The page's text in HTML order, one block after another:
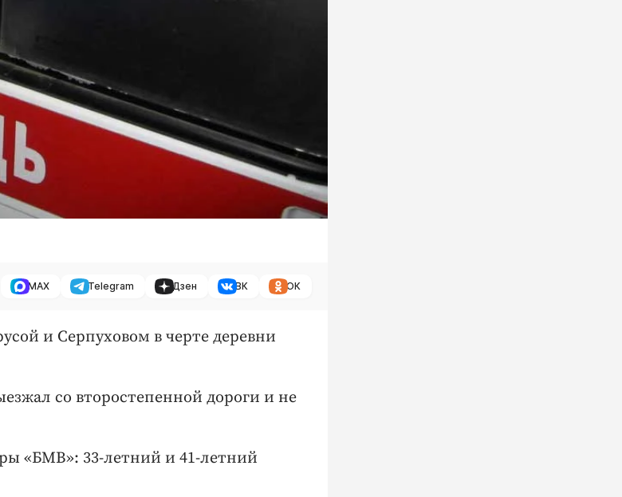
MAX Telegram Дзен ВК ОК
и Серпуховом в черте деревни
со второстепенной дороги и не
«БМВ»: 33-летний и 41-летний